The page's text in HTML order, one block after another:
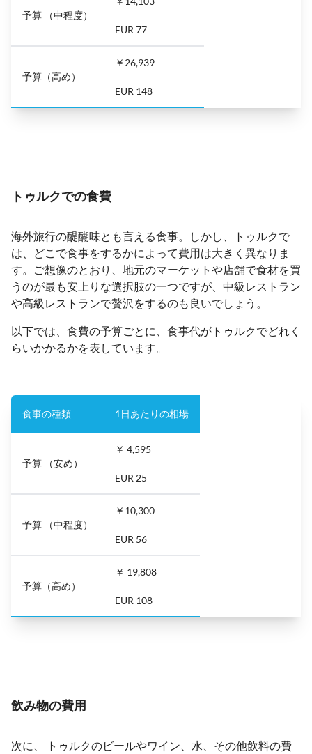
予算 （中程度）
EUR 77
予算（高め）
￥26,939
EUR 148
トゥルクでの食費
海外旅行の醍醐味とも言える食事。しかし、トゥルクで
は、どこで食事をするかによって費用は大きく異なりま
す。ご想像のとおり、地元のマーケットや店舗で食材を買
うのが最も安上りな選択肢の一つですが、中級レストラン
や高級レストランで贅沢をするのも良いでしょう。
以下では、食費の予算ごとに、食事代がトゥルクでどれく
らいかかるかを表しています。
食事の種類 1日あたりの相場
予算 （安め）
￥ 4,595
EUR 25
予算 （中程度）
￥10,300
EUR 56
予算（高め）
￥ 19,808
EUR 108
飲み物の費用
次に、 トゥルクのビールやワイン、水、その他飲料の費